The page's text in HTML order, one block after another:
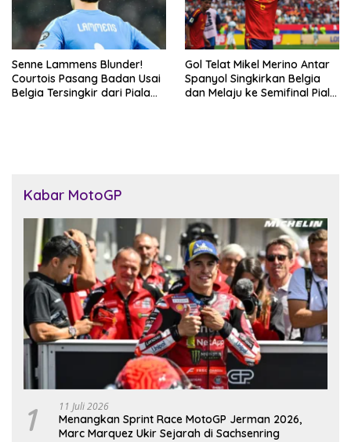
Senne Lammens Blunder!
Courtois Pasang Badan Usai
Belgia Tersingkir dari Piala
Gol Telat Mikel Merino Antar
Spanyol Singkirkan Belgia
dan Melaju ke Semifinal Piala
Kabar MotoGP
1 11 Juli 2026
Menangkan Sprint Race MotoGP Jerman 2026,
Marc Marquez Ukir Sejarah di Sachsenring